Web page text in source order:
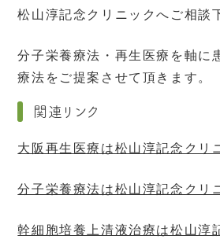
松山淳記念クリニックへご相談
分子栄養療法・再生医療を軸に
療法をご提案させて頂きます。
関連リンク
大阪再生医療は松山淳記念クリ
分子栄養療法は松山淳記念クリ
幹細胞培養上清液治療は松山淳